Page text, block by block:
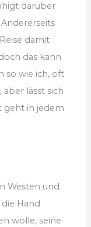
darüber
damit
das kann
so wie ich, oft
lässt sich
geht in jedem
Westen und
Hand
wolle, seine